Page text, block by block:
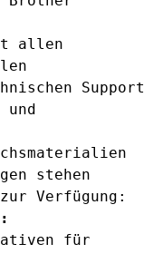
allen
Support
und
stehen
Verfügung:
für